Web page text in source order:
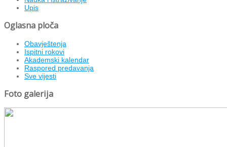
Upis
Oglasna ploča
Obavještenja
Ispitni rokovi
Akademski kalendar
Raspored predavanja
Sve vijesti
Foto galerija